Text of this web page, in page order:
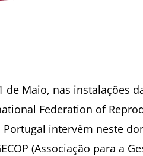
de Maio, nas instalações
Federation of
intervêm neste
(Associação para a